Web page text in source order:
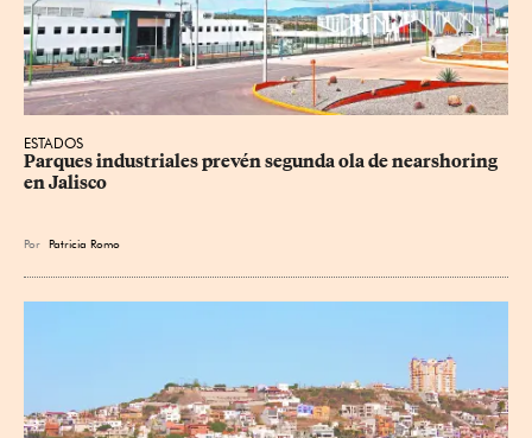
ESTADOS
Parques industriales prevén segunda ola de nearshoring
en Jalisco
Por Patricia Romo